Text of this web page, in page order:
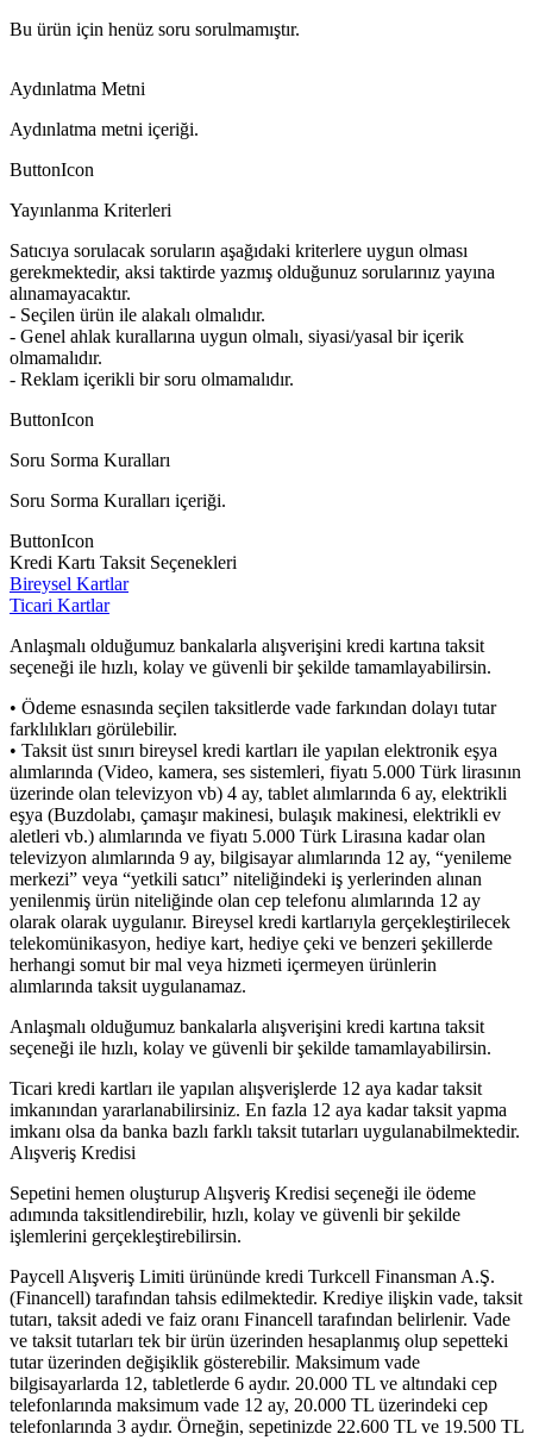
Bu ürün için henüz soru sorulmamıştır.
Aydınlatma Metni
Aydınlatma metni içeriği.
ButtonIcon
Yayınlanma Kriterleri
Satıcıya sorulacak soruların aşağıdaki kriterlere uygun olması
gerekmektedir, aksi taktirde yazmış olduğunuz sorularınız yayına
alınamayacaktır.
- Seçilen ürün ile alakalı olmalıdır.
- Genel ahlak kurallarına uygun olmalı, siyasi/yasal bir içerik
olmamalıdır.
- Reklam içerikli bir soru olmamalıdır.
ButtonIcon
Soru Sorma Kuralları
Soru Sorma Kuralları içeriği.
ButtonIcon
Kredi Kartı Taksit Seçenekleri
Bireysel Kartlar
Ticari Kartlar
Anlaşmalı olduğumuz bankalarla alışverişini kredi kartına taksit
seçeneği ile hızlı, kolay ve güvenli bir şekilde tamamlayabilirsin.
• Ödeme esnasında seçilen taksitlerde vade farkından dolayı tutar
farklılıkları görülebilir.
• Taksit üst sınırı bireysel kredi kartları ile yapılan elektronik eşya
alımlarında (Video, kamera, ses sistemleri, fiyatı 5.000 Türk lirasının
üzerinde olan televizyon vb) 4 ay, tablet alımlarında 6 ay, elektrikli
eşya (Buzdolabı, çamaşır makinesi, bulaşık makinesi, elektrikli ev
aletleri vb.) alımlarında ve fiyatı 5.000 Türk Lirasına kadar olan
televizyon alımlarında 9 ay, bilgisayar alımlarında 12 ay, “yenileme
merkezi” veya “yetkili satıcı” niteliğindeki iş yerlerinden alınan
yenilenmiş ürün niteliğinde olan cep telefonu alımlarında 12 ay
olarak olarak uygulanır. Bireysel kredi kartlarıyla gerçekleştirilecek
telekomünikasyon, hediye kart, hediye çeki ve benzeri şekillerde
herhangi somut bir mal veya hizmeti içermeyen ürünlerin
alımlarında taksit uygulanamaz.
Anlaşmalı olduğumuz bankalarla alışverişini kredi kartına taksit
seçeneği ile hızlı, kolay ve güvenli bir şekilde tamamlayabilirsin.
Ticari kredi kartları ile yapılan alışverişlerde 12 aya kadar taksit
imkanından yararlanabilirsiniz. En fazla 12 aya kadar taksit yapma
imkanı olsa da banka bazlı farklı taksit tutarları uygulanabilmektedir.
Alışveriş Kredisi
Sepetini hemen oluşturup Alışveriş Kredisi seçeneği ile ödeme
adımında taksitlendirebilir, hızlı, kolay ve güvenli bir şekilde
işlemlerini gerçekleştirebilirsin.
Paycell Alışveriş Limiti ürününde kredi Turkcell Finansman A.Ş.
(Financell) tarafından tahsis edilmektedir. Krediye ilişkin vade, taksit
tutarı, taksit adedi ve faiz oranı Financell tarafından belirlenir. Vade
ve taksit tutarları tek bir ürün üzerinden hesaplanmış olup sepetteki
tutar üzerinden değişiklik gösterebilir. Maksimum vade
bilgisayarlarda 12, tabletlerde 6 aydır. 20.000 TL ve altındaki cep
telefonlarında maksimum vade 12 ay, 20.000 TL üzerindeki cep
telefonlarında 3 aydır. Örneğin, sepetinizde 22.600 TL ve 19.500 TL